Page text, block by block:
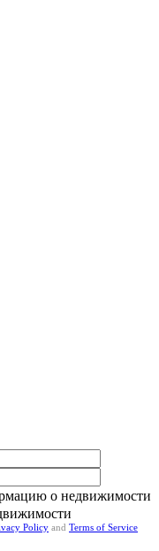
о недвижимости
Policy and Terms of Service